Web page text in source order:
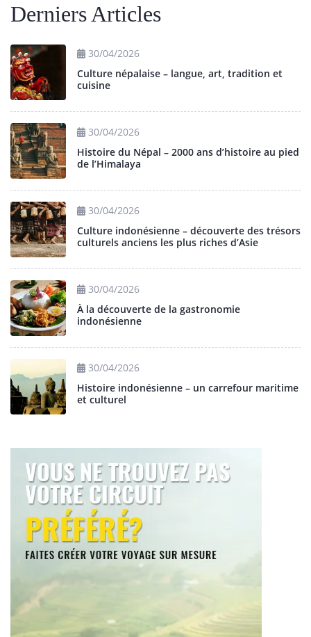
Derniers Articles
30/04/2026
Culture népalaise – langue, art, tradition et
cuisine
30/04/2026
Histoire du Népal – 2000 ans d’histoire au pied
de l’Himalaya
30/04/2026
Culture indonésienne – découverte des trésors
culturels anciens les plus riches d’Asie
30/04/2026
À la découverte de la gastronomie
indonésienne
30/04/2026
Histoire indonésienne – un carrefour maritime
et culturel